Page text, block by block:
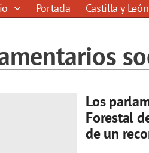
Portada Castilla y León
Los
Forestal
de un